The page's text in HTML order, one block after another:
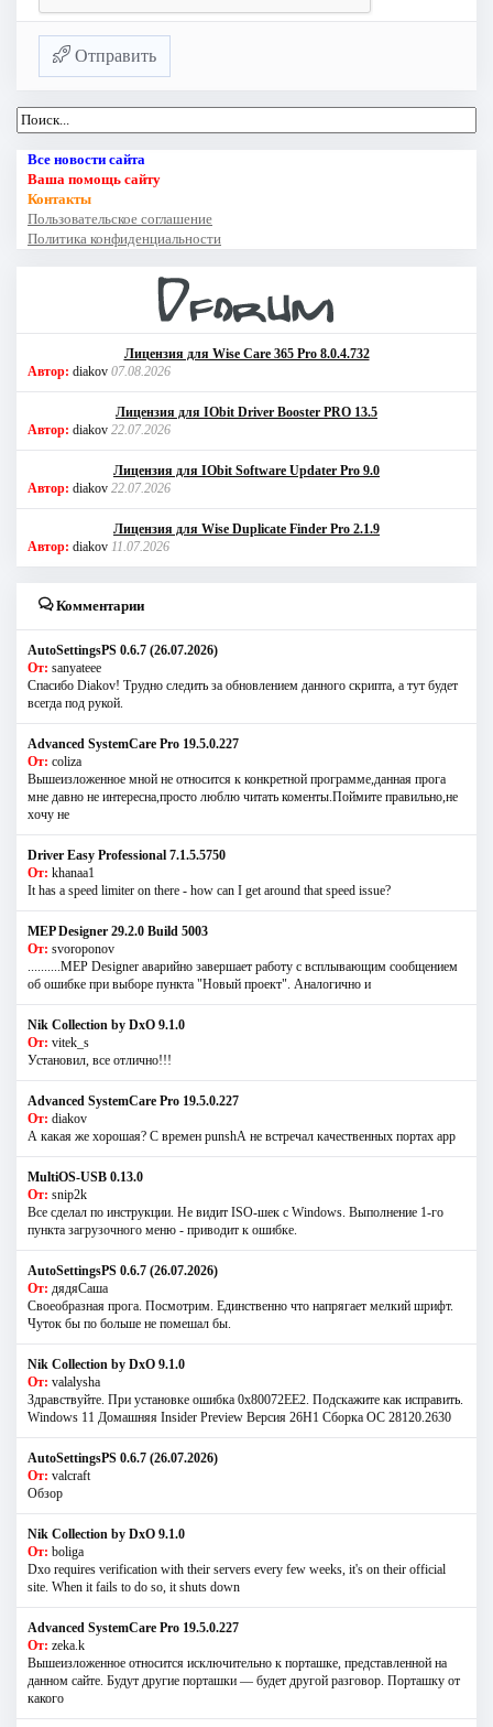
Отправить
Все новости сайта
Ваша помощь сайту
Контакты
Пользовательское соглашение
Политика конфиденциальности
Лицензия для Wise Care 365 Pro 8.0.4.732
Автор: diakov 07.08.2026
Лицензия для IObit Driver Booster PRO 13.5
Автор: diakov 22.07.2026
Лицензия для IObit Software Updater Pro 9.0
Автор: diakov 22.07.2026
Лицензия для Wise Duplicate Finder Pro 2.1.9
Автор: diakov 11.07.2026
Комментарии
AutoSettingsPS 0.6.7 (26.07.2026)
От: sanyateee
Спасибо Diakov! Трудно следить за обновлением данного скрипта, а тут будет
всегда под рукой.
Advanced SystemCare Pro 19.5.0.227
От: coliza
Вышеизложенное мной не относится к конкретной программе,данная прога
мне давно не интересна,просто люблю читать коменты.Поймите правильно,не
хочу не
Driver Easy Professional 7.1.5.5750
От: khanaa1
It has a speed limiter on there - how can I get around that speed issue?
MEP Designer 29.2.0 Build 5003
От: svoroponov
..........MEP Designer аварийно завершает работу с всплывающим сообщением
об ошибке при выборе пункта "Новый проект". Аналогично и
Nik Collection by DxO 9.1.0
От: vitek_s
Установил, все отлично!!!
Advanced SystemCare Pro 19.5.0.227
От: diakov
А какая же хорошая? С времен punshА не встречал качественных портах app
MultiOS-USB 0.13.0
От: snip2k
Все сделал по инструкции. Не видит ISO-шек с Windows. Выполнение 1-го
пункта загрузочного меню - приводит к ошибке.
AutoSettingsPS 0.6.7 (26.07.2026)
От: дядяСаша
Своеобразная прога. Посмотрим. Единственно что напрягает мелкий шрифт.
Чуток бы по больше не помешал бы.
Nik Collection by DxO 9.1.0
От: valalysha
Здравствуйте. При установке ошибка 0х80072EE2. Подскажите как исправить.
Windows 11 Домашняя Insider Preview Версия 26H1 Сборка ОС 28120.2630
AutoSettingsPS 0.6.7 (26.07.2026)
От: valcraft
Обзор
Nik Collection by DxO 9.1.0
От: boliga
Dxo requires verification with their servers every few weeks, it's on their official
site. When it fails to do so, it shuts down
Advanced SystemCare Pro 19.5.0.227
От: zeka.k
Вышеизложенное относится исключительно к порташке, представленной на
данном сайте. Будут другие порташки — будет другой разговор. Порташку от
какого